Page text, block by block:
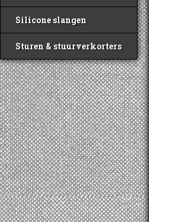
Silicone slangen
Sturen & stuurverkorters